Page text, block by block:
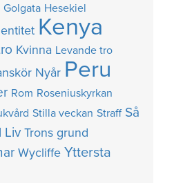
Golgata Hesekiel
Kenya
Kvinna Levande tro
Nyår Peru
Rom Roseniuskyrkan
Stilla veckan Straff Så
Liv Trons grund
Wycliffe Yttersta